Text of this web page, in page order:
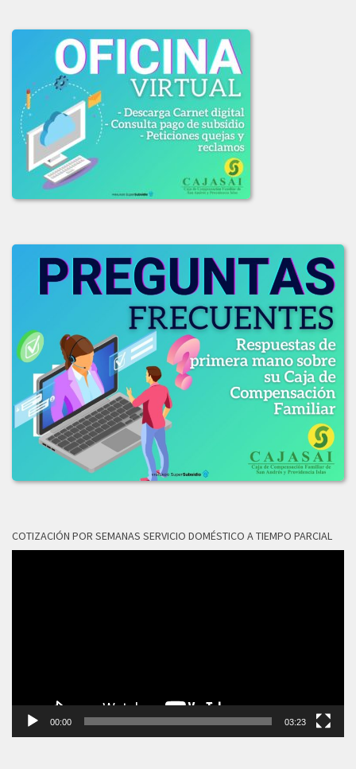
LICITACION_OFERTAS_001-2020.PDF
LICITACION_OFERTAS_002_2020.pdf
2019
ADJUDICACION_LICITACION_001-2019.pdf
COMUNICADO_ADJUDICACION_LIC_003-2019.pdf
COMUNICADO_LIC_002_2019.pdf
INFO_EVALUACION_COMITE_COMPRAS_LIC_002-2019.pdf
INFO_EVAL_COMITE_COMPRAS_LIC_001_2019.pdf
LICITACION_DE_OFEERAS_001-2019.pdf
LICITACION_DE_OFERTAS_002-2019.pdf
LICITACION_DE_OFERTAS_No_003-2019.PDF
2018
LICITACION_OFERTAS_No_006-2018.pdf
COTIZACIÓN POR SEMANAS SERVICIO DOMÉSTICO A TIEMPO PARCIAL
00:00 03:23